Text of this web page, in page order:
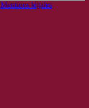
Mentions légales